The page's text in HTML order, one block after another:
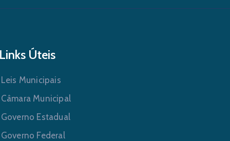
Links Úteis
Leis Municipais
Câmara Municipal
Governo Estadual
Governo Federal